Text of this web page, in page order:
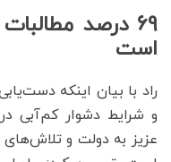
69 درصد
است
راد با بیان اینکه
و شرایط دشوار کم‌آبی
عزیز به دولت و تلاش‌های